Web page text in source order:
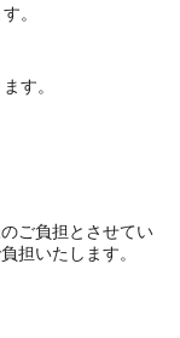
。
す。
ご負担とさせてい
担いたします。